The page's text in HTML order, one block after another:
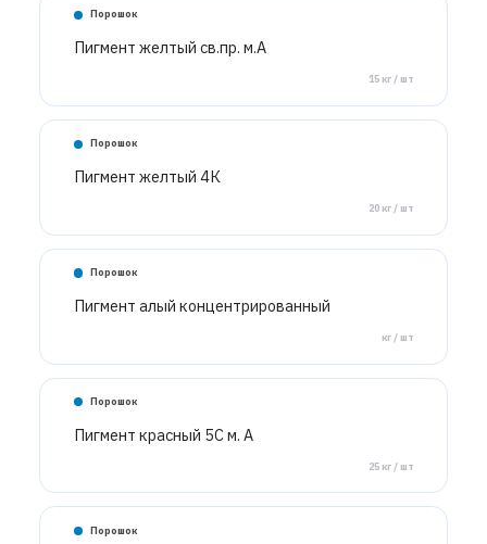
Порошок
Пигмент желтый св.пр. м.А
15 кг / шт
Порошок
Пигмент желтый 4К
20 кг / шт
Порошок
Пигмент алый концентрированный
кг / шт
Порошок
Пигмент красный 5С м. А
25 кг / шт
Порошок